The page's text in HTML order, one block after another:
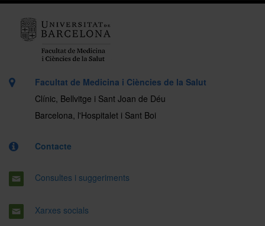
Facultat de Medicina i Ciències de la Salut
Clínic, Bellvitge i Sant Joan de Déu
Barcelona, l'Hospitalet i Sant Boi
Contacte
Consultes i suggeriments
Xarxes socials